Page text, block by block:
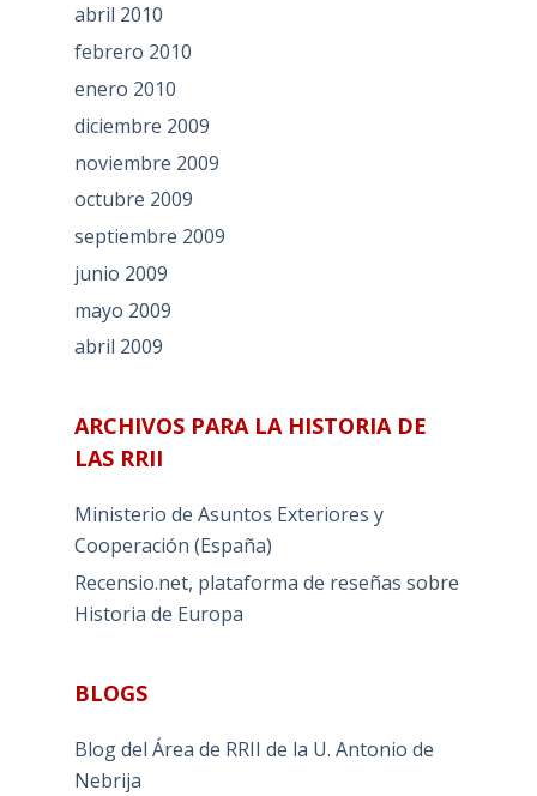
abril 2010
febrero 2010
enero 2010
diciembre 2009
noviembre 2009
octubre 2009
septiembre 2009
junio 2009
mayo 2009
abril 2009
ARCHIVOS PARA LA HISTORIA DE
LAS RRII
Ministerio de Asuntos Exteriores y
Cooperación (España)
Recensio.net, plataforma de reseñas sobre
Historia de Europa
BLOGS
Blog del Área de RRII de la U. Antonio de
Nebrija